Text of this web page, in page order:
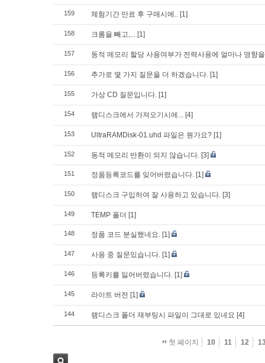
159 체험기간 만료 후 구매시에.. [1]
158 크롬을 빼고,... [1]
157 동적 메모리 할당 사용여부가 전력사용에 얼마나 영향
156 추가로 몇 가지 질문을 더 하겠습니다. [1]
155 가상 CD 질문입니다. [1]
154 램디스크에서 가져오기시에... [4]
153 UltraRAMDisk-01.uhd 파일은 뭔가요? [1]
152 동적 메모리 반환이 되지 않습니다. [3]
151 정품등록코드를 잊어버렸습니다. [1]
150 램디스크 구입하여 잘 사용하고 있습니다. [3]
149 TEMP 폴더 [1]
148 정품 코드 분실했네요. [1]
147 사용 중 질문있습니다. [1]
146 등록키를 잃어버렸습니다. [1]
145 라이트 버전 [1]
144 램디스크 폴더 재부팅시 파일이 그대로 있네요 [4]
첫 페이지 10 11 12